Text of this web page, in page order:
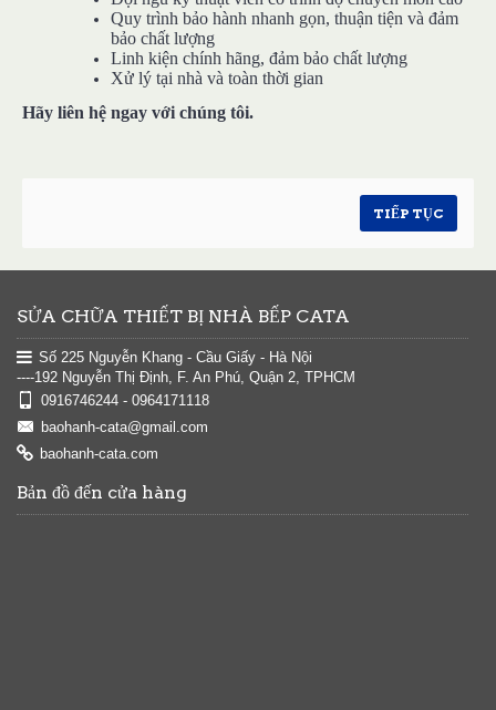
Quy trình bảo hành nhanh gọn, thuận tiện và đảm
bảo chất lượng
Linh kiện chính hãng, đảm bảo chất lượng
Xử lý tại nhà và toàn thời gian
Hãy liên hệ ngay với chúng tôi.
TIẾP TỤC
SỬA CHỮA THIẾT BỊ NHÀ BẾP CATA
Số 225 Nguyễn Khang - Cầu Giấy - Hà Nội
----192 Nguyễn Thị Định, F. An Phú, Quận 2, TPHCM
0916746244 - 0964171118
baohanh-cata@gmail.com
baohanh-cata.com
Bản đồ đến cửa hàng